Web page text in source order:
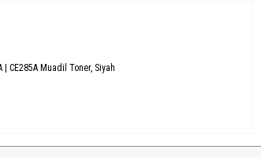
| CE285A Muadil Toner, Siyah